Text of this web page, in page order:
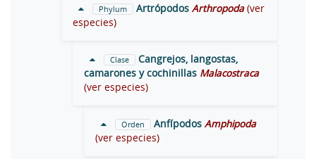
Phylum Artrópodos Arthropoda (ver
especies)
Clase
Cangrejos, langostas,
camarones y cochinillas Malacostraca
(ver especies)
Orden Anfípodos Amphipoda
(ver especies)